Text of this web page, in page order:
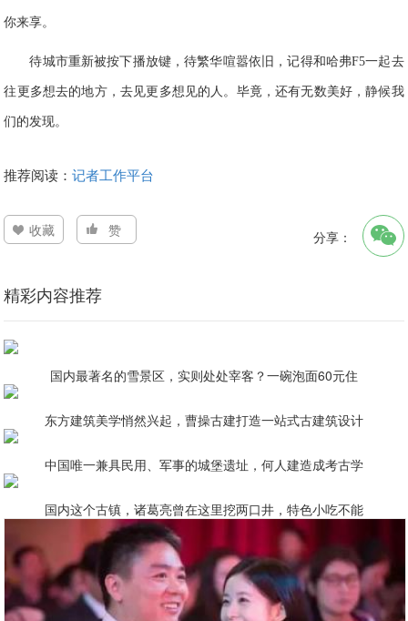
你来享。
待城市重新被按下播放键，待繁华喧嚣依旧，记得和哈弗F5一起去
往更多想去的地方，去见更多想见的人。毕竟，还有无数美好，静候我
们的发现。
推荐阅读：记者工作平台
收藏 赞 分享：
精彩内容推荐
国内最著名的雪景区，实则处处宰客？一碗泡面60元住
东方建筑美学悄然兴起，曹操古建打造一站式古建筑设计
中国唯一兼具民用、军事的城堡遗址，何人建造成考古学
国内这个古镇，诸葛亮曾在这里挖两口井，特色小吃不能